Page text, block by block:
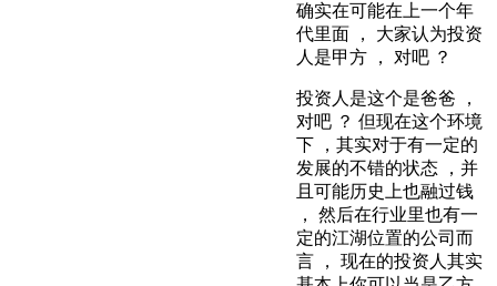
确实在可能在上一个年
代里面 ， 大家认为投资
人是甲方 ， 对吧 ？
投资人是这个是爸爸 ，
对吧 ？ 但现在这个环境
下 ，其实对于有一定的
发展的不错的状态 ，并
且可能历史上也融过钱
， 然后在行业里也有一
定的江湖位置的公司而
言 ， 现在的投资人其实